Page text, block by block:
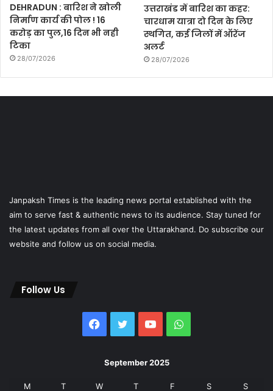
DEHRADUN : बारिश ने खोली
निर्माण कार्य की पोल ! 16
करोड़ का पुल,16 दिन भी नही
टिका
28/07/2026
उत्तराखंड में बारिश का कहर:
चारधाम यात्रा दो दिन के लिए
स्थगित, कई जिलों में ऑरेंज
अलर्ट
28/07/2026
Janpaksh Times is the leading news portal established with the
aim to serve fast & authentic news to its audience. Stay tuned for
the latest updates from all over the Uttarakhand. Do subscribe our
website and follow us on social media.
Follow Us
Facebook
Twitter YouTubeWhatsApp
September 2025
M T W T F S S